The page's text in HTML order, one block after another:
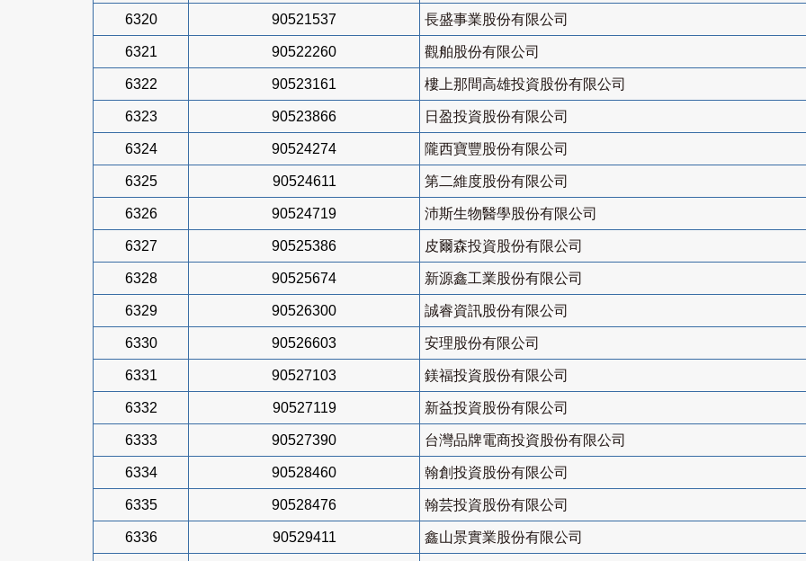
6320 90521537 長盛事業股份有限公司
6321 90522260 觀舶股份有限公司
6322 90523161 樓上那間高雄投資股份有限公司
6323 90523866 日盈投資股份有限公司
6324 90524274 隴西寶豐股份有限公司
6325 90524611 第二維度股份有限公司
6326 90524719 沛斯生物醫學股份有限公司
6327 90525386 皮爾森投資股份有限公司
6328 90525674 新源鑫工業股份有限公司
6329 90526300 誠睿資訊股份有限公司
6330 90526603 安理股份有限公司
6331 90527103 鎂福投資股份有限公司
6332 90527119 新益投資股份有限公司
6333 90527390 台灣品牌電商投資股份有限公司
6334 90528460 翰創投資股份有限公司
6335 90528476 翰芸投資股份有限公司
6336 90529411 鑫山景實業股份有限公司